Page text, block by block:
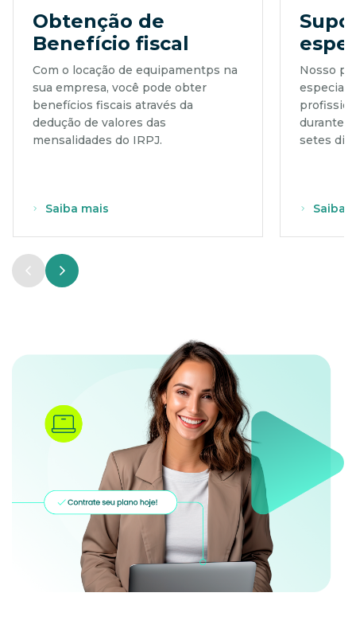
Obtenção de
Benefício fiscal
Com o locação de equipamentps na
sua empresa, você pode obter
benefícios fiscais através da
dedução de valores das
mensalidades do IRPJ.
Saiba mais
Nosso
durante
setes
Saiba